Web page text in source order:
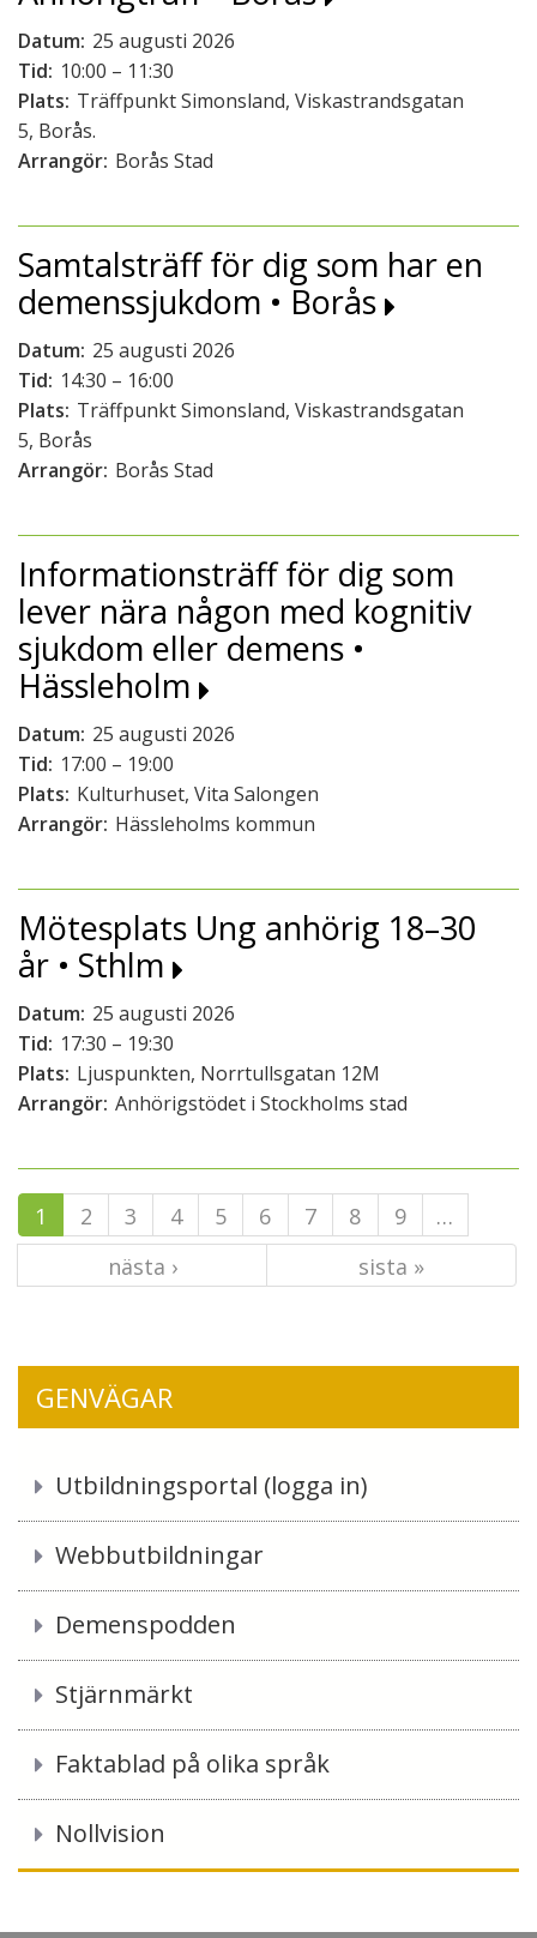
Datum: 25 augusti 2026
Tid: 10:00 – 11:30
Plats: Träffpunkt Simonsland, Viskastrandsgatan
5, Borås.
Arrangör: Borås Stad
Samtalsträff för dig som har en
demenssjukdom • Borås
Datum: 25 augusti 2026
Tid: 14:30 – 16:00
Plats: Träffpunkt Simonsland, Viskastrandsgatan
5, Borås
Arrangör: Borås Stad
Informationsträff för dig som
lever nära någon med kognitiv
sjukdom eller demens •
Hässleholm
Datum: 25 augusti 2026
Tid: 17:00 – 19:00
Plats: Kulturhuset, Vita Salongen
Arrangör: Hässleholms kommun
Mötesplats Ung anhörig 18–30
år • Sthlm
Datum: 25 augusti 2026
Tid: 17:30 – 19:30
Plats: Ljuspunkten, Norrtullsgatan 12M
Arrangör: Anhörigstödet i Stockholms stad
1 2 3 4 5 6 7 8 9
…
nästa ›
sista »
GENVÄGAR
Utbildningsportal (logga in)
Webbutbildningar
Demenspodden
Stjärnmärkt
Faktablad på olika språk
Nollvision